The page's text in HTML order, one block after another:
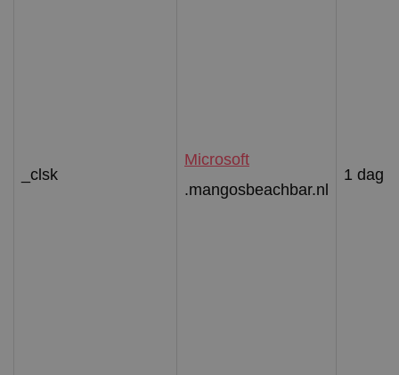
_clsk
Microsoft
.mangosbeachbar.nl
1 dag